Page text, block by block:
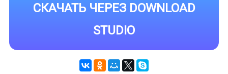
СКАЧАТЬ ЧЕРЕЗ DOWNLOAD
STUDIO